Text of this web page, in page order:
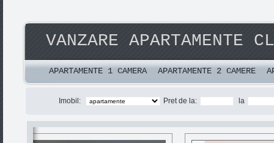
VANZARE APARTAMENTE
APARTAMENTE 1 CAMERA APARTAMENTE 2 CAMERE
Imobil: Pret de la: la